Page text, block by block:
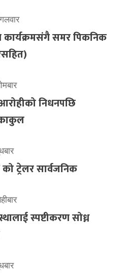
कार्यक्रमसंगै समर पिकनिक
निधनपछि
ट्रेलर सार्वजनिक
स्पष्टीकरण सोध्न